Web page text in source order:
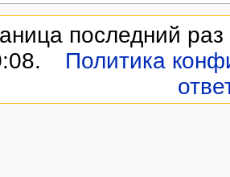
последний
Политика